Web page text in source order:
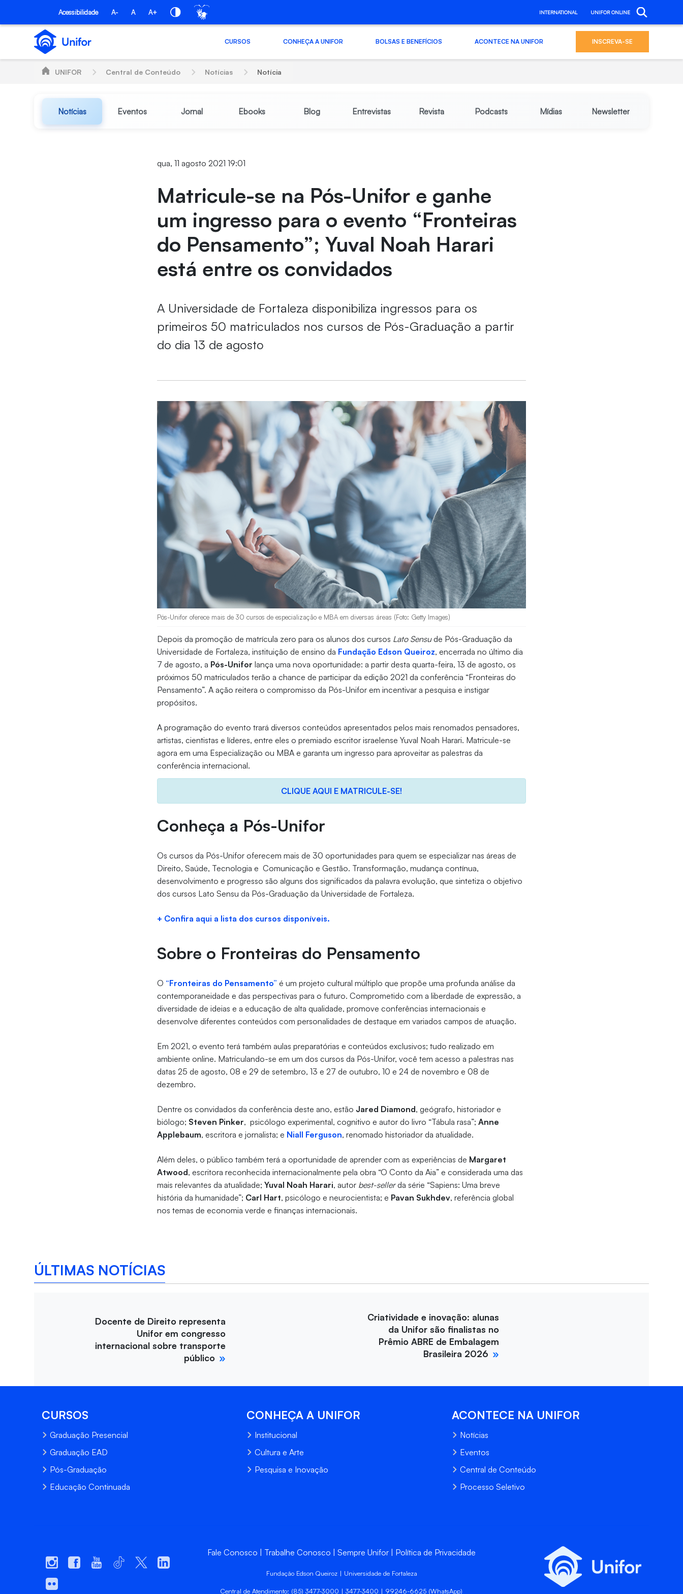
Pular para o Conteúdo principal
Acessibilidade A- A A+ INTERNATIONAL UNIFOR ONLINE
CURSOS CONHEÇA A UNIFOR BOLSAS E BENEFÍCIOS ACONTECE NA UNIFOR INSCREVA-SE
UNIFOR Central de Conteúdo Notícias Notícia
Notícias Eventos Jornal Ebooks Blog Entrevistas Revista Podcasts Mídias Newsletter
qua, 11 agosto 2021 19:01
Matricule-se na Pós-Unifor e ganhe
um ingresso para o evento “Fronteiras
do Pensamento”; Yuval Noah Harari
está entre os convidados
A Universidade de Fortaleza disponibiliza ingressos para os
primeiros 50 matriculados nos cursos de Pós-Graduação a partir
do dia 13 de agosto
Pós-Unifor oferece mais de 30 cursos de especialização e MBA em diversas áreas (Foto: Getty Images)
Depois da promoção de matrícula zero para os alunos dos cursos Lato Sensu de Pós-Graduação da
Universidade de Fortaleza, instituição de ensino da Fundação Edson Queiroz, encerrada no último dia
7 de agosto, a Pós-Unifor lança uma nova oportunidade: a partir desta quarta-feira, 13 de agosto, os
próximos 50 matriculados terão a chance de participar da edição 2021 da conferência “Fronteiras do
Pensamento”. A ação reitera o compromisso da Pós-Unifor em incentivar a pesquisa e instigar
propósitos.
A programação do evento trará diversos conteúdos apresentados pelos mais renomados pensadores,
artistas, cientistas e líderes, entre eles o premiado escritor israelense Yuval Noah Harari. Matricule-se
agora em uma Especialização ou MBA e garanta um ingresso para aproveitar as palestras da
conferência internacional.
CLIQUE AQUI E MATRICULE-SE!
Conheça a Pós-Unifor
Os cursos da Pós-Unifor oferecem mais de 30 oportunidades para quem se especializar nas áreas de
Direito, Saúde, Tecnologia e Comunicação e Gestão. Transformação, mudança contínua,
desenvolvimento e progresso são alguns dos significados da palavra evolução, que sintetiza o objetivo
dos cursos Lato Sensu da Pós-Graduação da Universidade de Fortaleza.
+ Confira aqui a lista dos cursos disponíveis.
Sobre o Fronteiras do Pensamento
O “Fronteiras do Pensamento” é um projeto cultural múltiplo que propõe uma profunda análise da
contemporaneidade e das perspectivas para o futuro. Comprometido com a liberdade de expressão, a
diversidade de ideias e a educação de alta qualidade, promove conferências internacionais e
desenvolve diferentes conteúdos com personalidades de destaque em variados campos de atuação.
Em 2021, o evento terá também aulas preparatórias e conteúdos exclusivos; tudo realizado em
ambiente online. Matriculando-se em um dos cursos da Pós-Unifor, você tem acesso a palestras nas
datas 25 de agosto, 08 e 29 de setembro, 13 e 27 de outubro, 10 e 24 de novembro e 08 de
dezembro.
Dentre os convidados da conferência deste ano, estão Jared Diamond, geógrafo, historiador e
biólogo; Steven Pinker, psicólogo experimental, cognitivo e autor do livro “Tábula rasa”;Anne
Applebaum, escritora e jornalista; e Niall Ferguson, renomado historiador da atualidade.
Além deles, o público também terá a oportunidade de aprender com as experiências de Margaret
Atwood, escritora reconhecida internacionalmente pela obra “O Conto da Aia” e considerada uma das
mais relevantes da atualidade; Yuval Noah Harari, autor best-sellerda série “Sapiens: Uma breve
história da humanidade”; Carl Hart, psicólogo e neurocientista; e Pavan Sukhdev, referência global
nos temas de economia verde e finanças internacionais.
ÚLTIMAS NOTÍCIAS
Docente de Direito representa
Unifor em congresso
internacional sobre transporte
público
Criatividade e inovação: alunas
da Unifor são finalistas no
Prêmio ABRE de Embalagem
Brasileira 2026
CURSOS
Graduação Presencial
Graduação EAD
Pós-Graduação
Educação Continuada
CONHEÇA A UNIFOR
Institucional
Cultura e Arte
Pesquisa e Inovação
ACONTECE NA UNIFOR
Notícias
Eventos
Central de Conteúdo
Processo Seletivo
Fale Conosco Trabalhe Conosco Sempre Unifor Política de Privacidade
Fundação Edson Queiroz | Universidade de Fortaleza
Central de Atendimento: (85) 3477-3000 | 3477-3400 | 99246-6625 (WhatsApp)